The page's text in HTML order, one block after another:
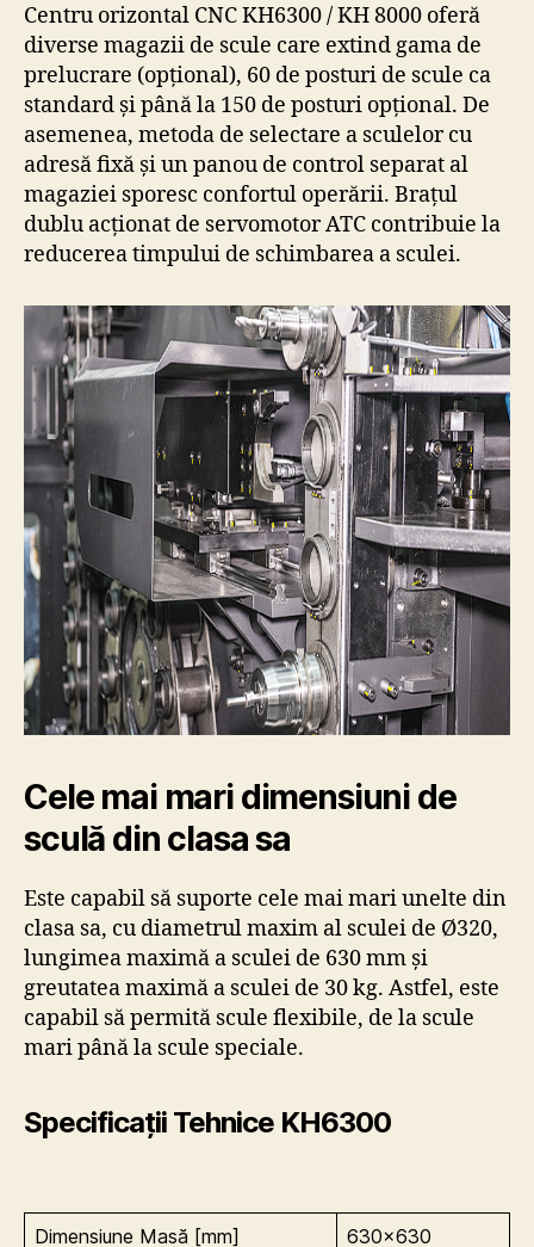
Centru orizontal CNC KH6300 / KH 8000 oferă
diverse magazii de scule care extind gama de
prelucrare (opțional), 60 de posturi de scule ca
standard și până la 150 de posturi opțional. De
asemenea, metoda de selectare a sculelor cu
adresă fixă și un panou de control separat al
magaziei sporesc confortul operării. Brațul
dublu acționat de servomotor ATC contribuie la
reducerea timpului de schimbarea a sculei.
Cele mai mari dimensiuni de
sculă din clasa sa
Este capabil să suporte cele mai mari unelte din
clasa sa, cu diametrul maxim al sculei de Ø320,
lungimea maximă a sculei de 630 mm și
greutatea maximă a sculei de 30 kg. Astfel, este
capabil să permită scule flexibile, de la scule
mari până la scule speciale.
Specificații Tehnice KH6300
Dimensiune Masă [mm] 630×630